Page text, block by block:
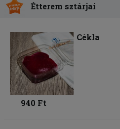
Étterem sztárjai
Cékla
940 Ft